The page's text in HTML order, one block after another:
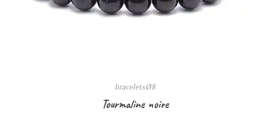
braceletsØ8
Tourmaline noire